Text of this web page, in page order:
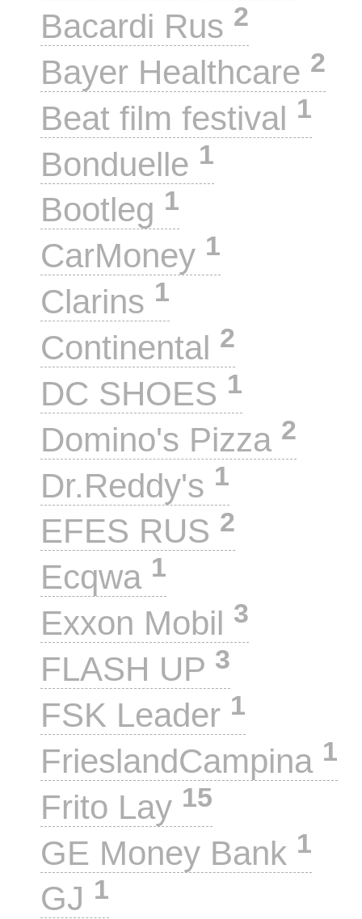
Bacardi Rus 2
Bayer Healthcare 2
Beat film festival 1
Bonduelle 1
Bootleg 1
CarMoney 1
Clarins 1
Continental 2
DC SHOES 1
Domino's Pizza 2
Dr.Reddy's 1
EFES RUS 2
Ecqwa 1
Exxon Mobil 3
FLASH UP 3
FSK Leader 1
FrieslandCampina 1
Frito Lay 15
GE Money Bank 1
GJ 1